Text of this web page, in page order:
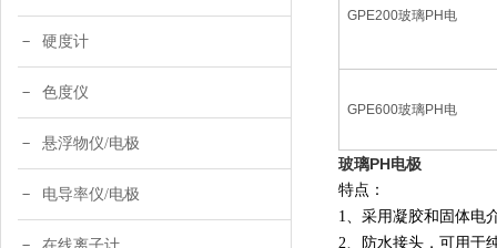
硬度计
色度仪
悬浮物仪/电极
电导率仪/电极
GPE200玻璃PH 电
GPE600玻璃PH 电
玻璃PH电极
特点：
1、采用凝胶和固体电
2、防水接头，可用于